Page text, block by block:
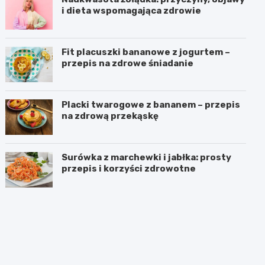
i dieta wspomagająca zdrowie
Fit placuszki bananowe z jogurtem –
przepis na zdrowe śniadanie
Placki twarogowe z bananem – przepis
na zdrową przekąskę
Surówka z marchewki i jabłka: prosty
przepis i korzyści zdrowotne